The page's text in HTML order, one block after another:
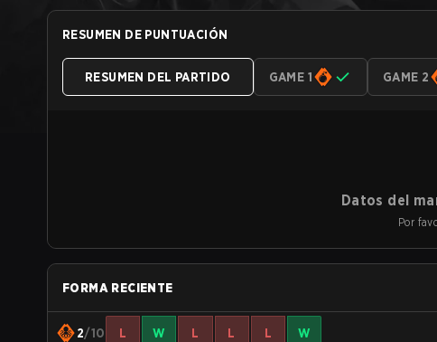
RESUMEN DE PUNTUACIÓN
RESUMEN DEL PARTIDO GAME 1 GAME 2
Datos del
Por
FORMA RECIENTE
2/10 L W L L L W